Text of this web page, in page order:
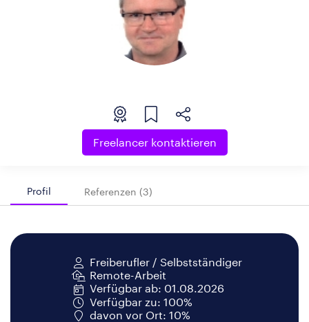
Freelancer kontaktieren
Profil Referenzen (3)
Freiberufler / Selbstständiger
Remote-Arbeit
Verfügbar ab: 01.08.2026
Verfügbar zu: 100%
davon vor Ort: 10%